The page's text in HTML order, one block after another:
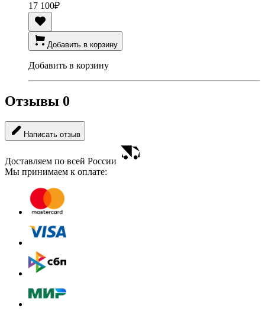
17 100₽
Добавить в корзину
Добавить в корзину
Отзывы 0
Написать отзыв
Доставляем по всей России
Мы принимаем к оплате: